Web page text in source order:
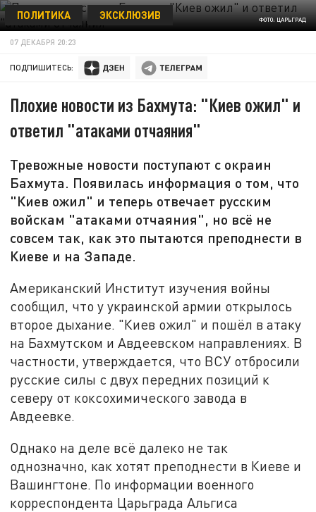
ФОТО: ЦАРЬГРАД
ПОЛИТИКА ЭКСКЛЮЗИВ
07 ДЕКАБРЯ 20:23
ПОДПИШИТЕСЬ:
Плохие новости из Бахмута: "Киев ожил" и
ответил "атаками отчаяния"
Тревожные новости поступают с окраин
Бахмута. Появилась информация о том, что
"Киев ожил" и теперь отвечает русским
войскам "атаками отчаяния", но всё не
совсем так, как это пытаются преподнести в
Киеве и на Западе.
Американский Институт изучения войны
сообщил, что у украинской армии открылось
второе дыхание. "Киев ожил" и пошёл в атаку
на Бахмутском и Авдеевском направлениях. В
частности, утверждается, что ВСУ отбросили
русские силы с двух передних позиций к
северу от коксохимического завода в
Авдеевке.
Однако на деле всё далеко не так
однозначно, как хотят преподнести в Киеве и
Вашингтоне. По информации военного
корреспондента Царьграда Альгиса